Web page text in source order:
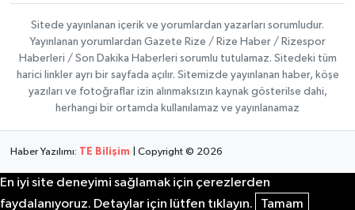
Sitede yayınlanan içerik ve yorumlardan yazarları sorumludur.
Yayınlanan yorumlardan Gazete Rize / Rize Haber / Rizespor
Haberleri / Son Dakika Haberleri sorumlu tutulamaz. Sitedeki tüm
harici linkler ayrı bir sayfada açılır. Sitemizde yayınlanan haber, köşe
yazıları ve fotoğraflar izin alınmaksızın kaynak gösterilse dahi,
herhangi bir ortamda kullanılamaz ve yayınlanamaz
Haber Yazılımı: TE Bilişim | Copyright © 2026
En iyi site deneyimi sağlamak için çerezlerden
faydalanıyoruz. Detaylar için lütfen tıklayın.
Tamam